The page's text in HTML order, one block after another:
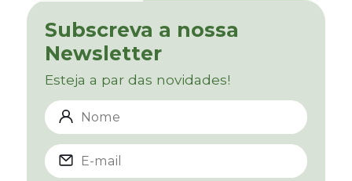
Subscreva a nossa
Newsletter
Esteja a par das novidades!